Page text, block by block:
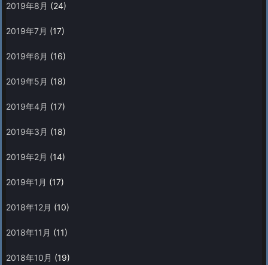
2019年8月 (24)
2019年7月 (17)
2019年6月 (16)
2019年5月 (18)
2019年4月 (17)
2019年3月 (18)
2019年2月 (14)
2019年1月 (17)
2018年12月 (10)
2018年11月 (11)
2018年10月 (19)